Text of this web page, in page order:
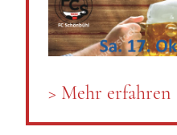
> Mehr erfahren